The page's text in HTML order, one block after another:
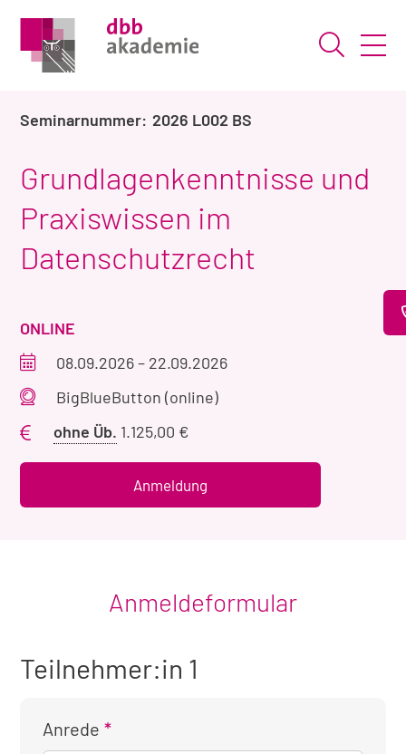
Suche
2026 L002 BS
Grundlagenkenntnisse und
Praxiswissen im
Datenschutzrecht
VERANSTALTUNGSART
ONLINE
Veranstaltungszeitraum
08.09.2026– 22.09.2026
Veranstaltungsort
BigBlueButton (online)
ohne Üb. Preis
Übernachtung
1.125,00 €
Anmeldung
Anmeldeformular
Teilnehmer:in 1
Anrede